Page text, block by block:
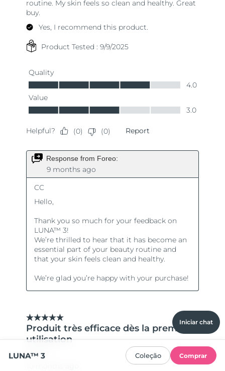
Iniciar chat
LUNA™ 3 Coleção Comprar